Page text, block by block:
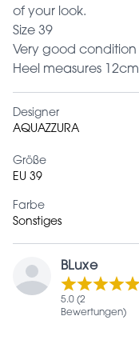
of your look.
Size 39
Very good condition
Heel measures 12cm
Designer
AQUAZZURA
Größe
EU 39
Farbe
Sonstiges
BLuxe
5.0 (2
Bewertungen)